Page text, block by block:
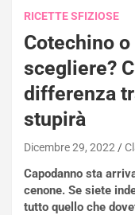
RICETTE SFIZIOSE
Cotechino
scegliere?
differenza
stupirà
Dicembre 29, 2022
Capodanno sta
cenone. Se siete
tutto quello che